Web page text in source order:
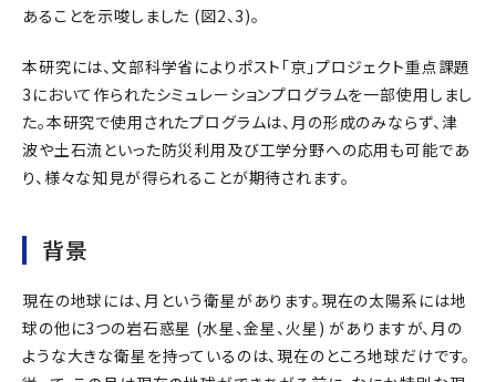
あることを示唆しました (図2、3)。
本研究には、文部科学省によりポスト「京」プロジェクト重点課題
3において作られたシミュレーションプログラムを一部使用しまし
た。本研究で使用されたプログラムは、月の形成のみならず、津
波や土石流といった防災利用及び工学分野への応用も可能であ
り、様々な知見が得られることが期待されます。
背景
現在の地球には、月という衛星があります。現在の太陽系には地
球の他に3つの岩石惑星 (水星、金星、火星) がありますが、月の
ような大きな衛星を持っているのは、現在のところ地球だけです。